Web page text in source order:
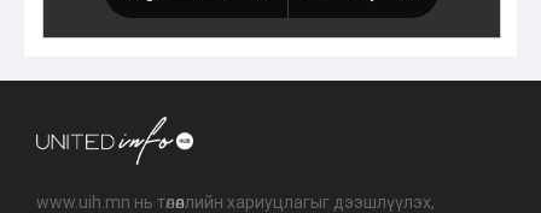
www.uih.mn нь төлөөллийн хариуцлагыг дээшлүүлэх,